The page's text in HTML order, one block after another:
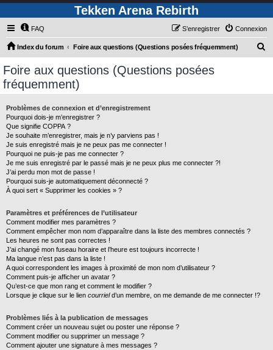
Tekken Arena Rebirth
FAQ Connexion
S’enregistrer
Index du forum Foire aux questions (Questions posées fréquemment)
Foire aux questions (Questions posées
fréquemment)
Problèmes de connexion et d’enregistrement
Pourquoi dois-je m’enregistrer ?
Que signifie COPPA ?
Je souhaite m’enregistrer, mais je n’y parviens pas !
Je suis enregistré mais je ne peux pas me connecter !
Pourquoi ne puis-je pas me connecter ?
Je me suis enregistré par le passé mais je ne peux plus me connecter ?!
J’ai perdu mon mot de passe !
Pourquoi suis-je automatiquement déconnecté ?
À quoi sert « Supprimer les cookies » ?
Paramètres et préférences de l’utilisateur
Comment modifier mes paramètres ?
Comment empêcher mon nom d’apparaître dans la liste des membres connectés ?
Les heures ne sont pas correctes !
J’ai changé mon fuseau horaire et l’heure est toujours incorrecte !
Ma langue n’est pas dans la liste !
A quoi correspondent les images à proximité de mon nom d’utilisateur ?
Comment puis-je afficher un avatar ?
Qu’est-ce que mon rang et comment le modifier ?
Lorsque je clique sur le lien courrield’un membre, on me demande de me connecter !?
Problèmes liés à la publication de messages
Comment créer un nouveau sujet ou poster une réponse ?
Comment modifier ou supprimer un message ?
Comment ajouter une signature à mes messages ?